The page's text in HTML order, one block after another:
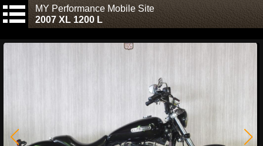
MY Performance Mobile Site
2007 XL 1200 L